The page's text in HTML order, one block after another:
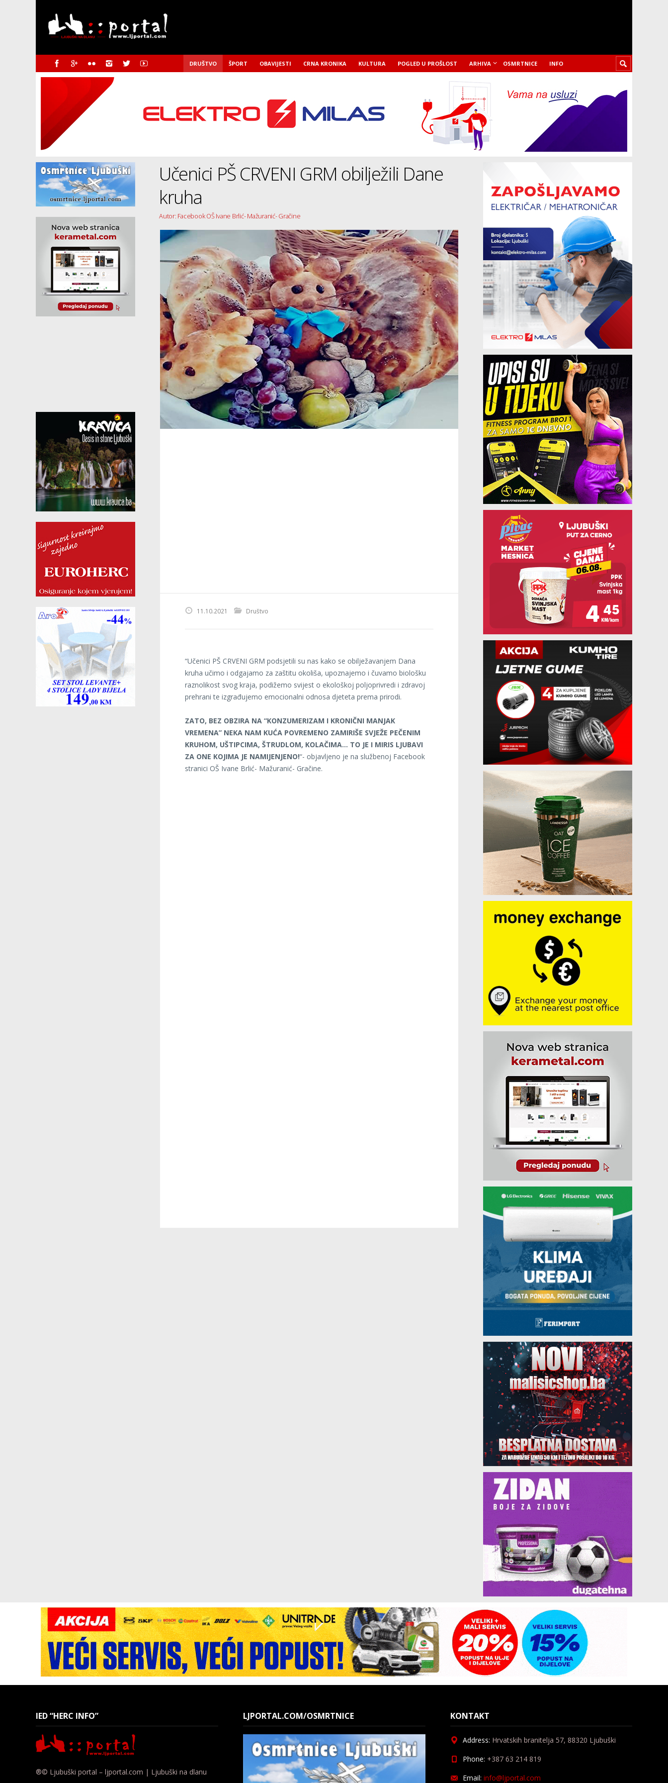
DRUŠTVO ŠPORT OBAVIJESTI CRNA KRONIKA KULTURA POGLED U PROŠLOST ARHIVA OSMRTNICE INFO
Učenici PŠ CRVENI GRM obilježili Dane
kruha
Autor: Facebook OŠ Ivane Brlić- Mažuranić- Gračine
11.10.2021 Društvo
“Učenici PŠ CRVENI GRM podsjetili su nas kako se obilježavanjem Dana
kruha učimo i odgajamo za zaštitu okoliša, upoznajemo i čuvamo biološku
raznolikost svog kraja, podižemo svijest o ekološkoj poljoprivredi i zdravoj
prehrani te izgrađujemo emocionalni odnosa djeteta prema prirodi.
ZATO, BEZ OBZIRA NA “KONZUMERIZAM I KRONIČNI MANJAK
VREMENA” NEKA NAM KUĆA POVREMENO ZAMIRIŠE SVJEŽE PEČENIM
KRUHOM, UŠTIPCIMA, ŠTRUDLOM, KOLAČIMA… TO JE I MIRIS LJUBAVI
ZA ONE KOJIMA JE NAMIJENJENO!“- objavljeno je na službenoj Facebook
stranici OŠ Ivane Brlić- Mažuranić- Gračine.
IED “HERC INFO”
®© Ljubuški portal – ljportal.com | Ljubuški na dlanu
LJPORTAL.COM/OSMRTNICE KONTAKT
Address: Hrvatskih branitelja 57, 88320 Ljubuški
Phone: +387 63 214 819
Email: info@ljportal.com